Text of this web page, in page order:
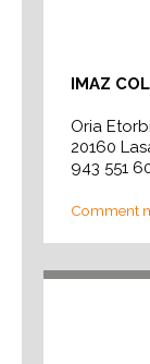
IMAZ
Oria
20160
943 551
Comment